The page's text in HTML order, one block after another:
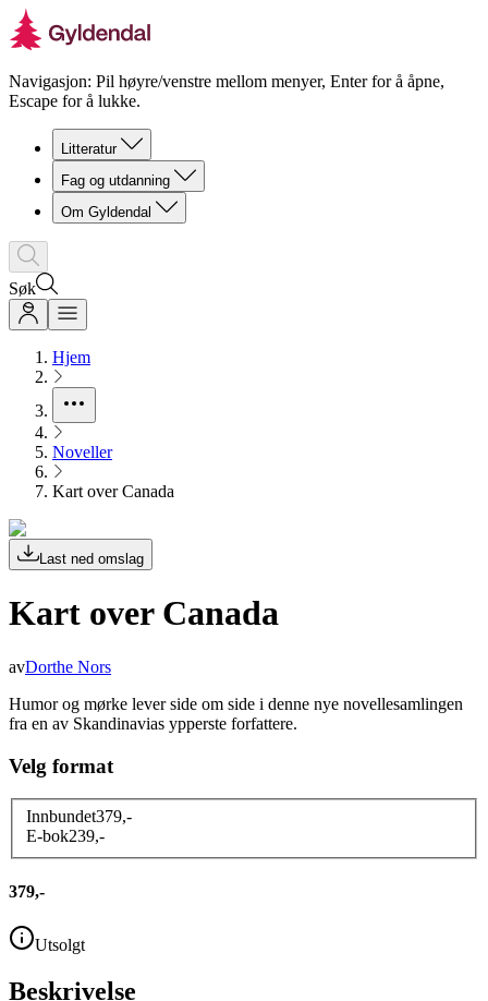
Navigasjon: Pil høyre/venstre mellom menyer, Enter for å åpne,
Escape for å lukke.
Litteratur
Fag og utdanning
Om Gyldendal
Søk
Hjem
Noveller
Kart over Canada
Last ned omslag
Kart over Canada
avDorthe Nors
Humor og mørke lever side om side i denne nye novellesamlingen
fra en av Skandinavias ypperste forfattere.
Velg format
Innbundet379,-
E-bok239,-
379,-
Utsolgt
Beskrivelse